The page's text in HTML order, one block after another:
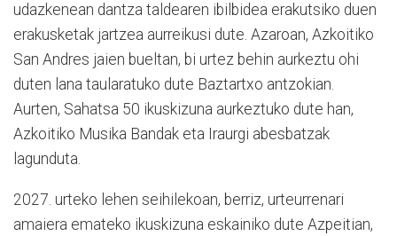
udazkenean dantza taldearen ibilbidea erakutsiko duen
erakusketak jartzea aurreikusi dute. Azaroan, Azkoitiko
San Andres jaien bueltan, bi urtez behin aurkeztu ohi
duten lana taularatuko dute Baztartxo antzokian.
Aurten, Sahatsa 50 ikuskizuna aurkeztuko dute han,
Azkoitiko Musika Bandak eta Iraurgi abesbatzak
lagunduta.
2027. urteko lehen seihilekoan, berriz, urteurrenari
amaiera emateko ikuskizuna eskainiko dute Azpeitian,